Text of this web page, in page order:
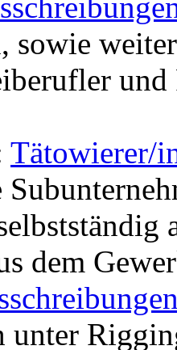
sowie
und
Tätowierer/
dem
unter